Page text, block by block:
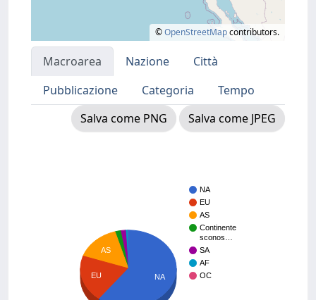
©OpenStreetMapcontributors.
Macroarea Nazione
Città
Pubblicazione
Categoria
Tempo
Salva come PNG
Salva come JPEG
NA
EU
AS
Continente
sconos…
SA
AF
OC
AS
EU NA